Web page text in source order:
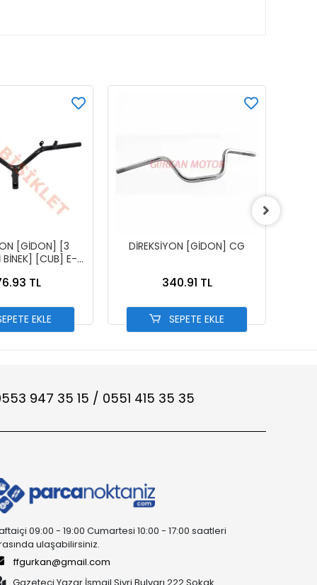
[GİDON] [3
BİNEK] [CUB] E-
TL
EKLE
DİREKSİYON [GİDON] CG
340.91 TL
SEPETE EKLE
947 35 15 / 0551 415 35 35
09:00 - 19:00 Cumartesi 10:00 - 17:00 saatleri
ulaşabilirsiniz.
ffgurkan@gmail.com